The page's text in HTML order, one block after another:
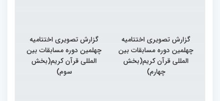
گزارش تصویری اختتامیه
چهلمین دوره مسابقات بین
المللی قرآن کریم(بخش
چهارم)
گزارش تصویری اختتامیه
چهلمین دوره مسابقات بین
المللی قرآن کریم(بخش
سوم)